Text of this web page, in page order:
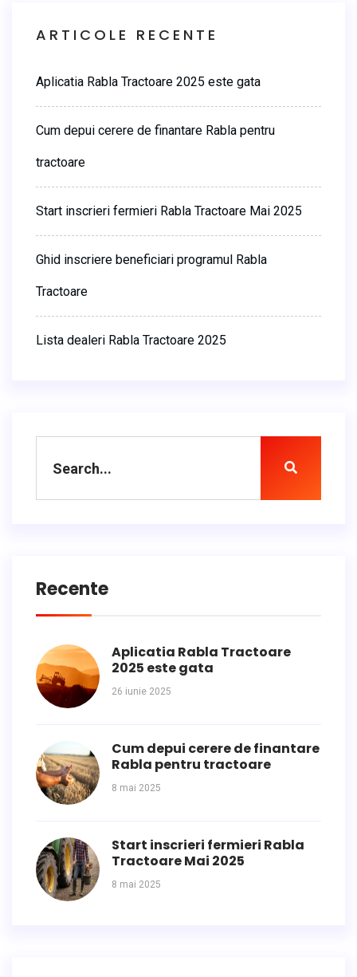
ARTICOLE RECENTE
Aplicatia Rabla Tractoare 2025 este gata
Cum depui cerere de finantare Rabla pentru
tractoare
Start inscrieri fermieri Rabla Tractoare Mai 2025
Ghid inscriere beneficiari programul Rabla
Tractoare
Lista dealeri Rabla Tractoare 2025
Recente
Aplicatia Rabla Tractoare
2025 este gata
26 iunie 2025
Cum depui cerere de finantare
Rabla pentru tractoare
8 mai 2025
Start inscrieri fermieri Rabla
Tractoare Mai 2025
8 mai 2025